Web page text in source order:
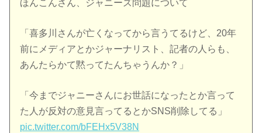
ほんこんさん、ジャニーズ問題について
「喜多川さんが亡くなってから言うてるけど、20年
前にメディアとかジャーナリスト、記者の人らも、
あんたらかて黙ってたんちゃうんか？」
「今までジャニーさんにお世話になったとか言って
た人が反対の意見言ってるとかSNS削除してる」
pic.twitter.com/bFEHx5V38N